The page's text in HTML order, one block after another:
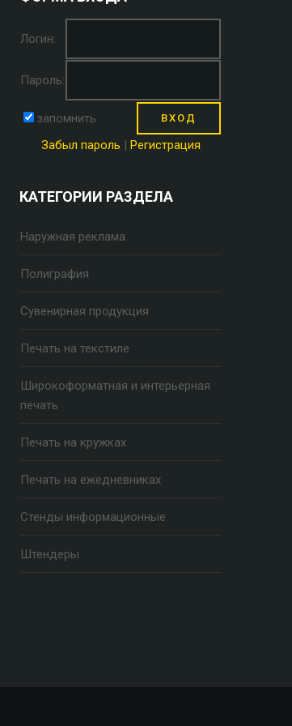
Логин:
Пароль:
запомнить
Забыл пароль | Регистрация
КАТЕГОРИИ РАЗДЕЛА
Наружная реклама
Полиграфия
Сувенирная продукция
Печать на текстиле
Широкоформатная и интерьерная
печать
Печать на кружках
Печать на ежедневниках
Стенды информационные
Штендеры